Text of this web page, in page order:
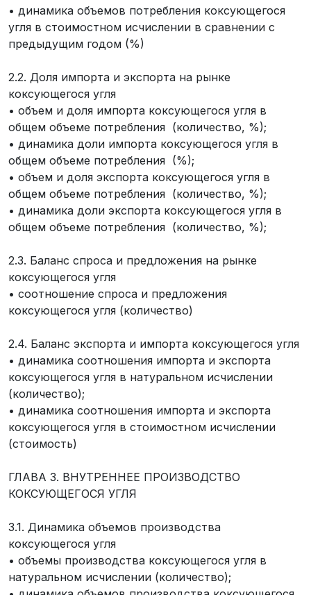
• динамика объемов потребления коксующегося
угля в стоимостном исчислении в сравнении с
предыдущим годом (%)
2.2. Доля импорта и экспорта на рынке
коксующегося угля
• объем и доля импорта коксующегося угля в
общем объеме потребления (количество, %);
• динамика доли импорта коксующегося угля в
общем объеме потребления (%);
• объем и доля экспорта коксующегося угля в
общем объеме потребления (количество, %);
• динамика доли экспорта коксующегося угля в
общем объеме потребления (количество, %);
2.3. Баланс спроса и предложения на рынке
коксующегося угля
• соотношение спроса и предложения
коксующегося угля (количество)
2.4. Баланс экспорта и импорта коксующегося угля
• динамика соотношения импорта и экспорта
коксующегося угля в натуральном исчислении
(количество);
• динамика соотношения импорта и экспорта
коксующегося угля в стоимостном исчислении
(стоимость)
ГЛАВА 3. ВНУТРЕННЕЕ ПРОИЗВОДСТВО
КОКСУЮЩЕГОСЯ УГЛЯ
3.1. Динамика объемов производства
коксующегося угля
• объемы производства коксующегося угля в
натуральном исчислении (количество);